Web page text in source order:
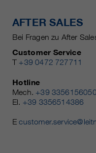
AFTER SALES
Bei Fragen zu After
Customer Service
T +39 0472 727711
Hotline
Mech. +39
El. +39 3356514386
E